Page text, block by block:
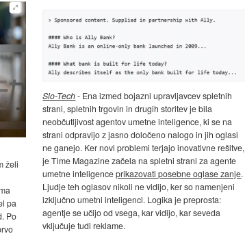
želi
pa
Po
Slo-Tech- Ena izmed bojazni upravljavcev spletnih
strani, spletnih trgovin in drugih storitev je bila
neobčutljivost agentov umetne inteligence, ki se na
strani odpravijo z jasno določeno nalogo in jih oglasi
ne ganejo. Ker novi problemi terjajo inovativne rešitve,
je Time Magazine začela na spletni strani za agente
umetne inteligenceprikazovati posebne oglase zanje.
Ljudje teh oglasov nikoli ne vidijo, ker so namenjeni
izključno umetni inteligenci. Logika je preprosta:
agentje se učijo od vsega, kar vidijo, kar seveda
vključuje tudi reklame.